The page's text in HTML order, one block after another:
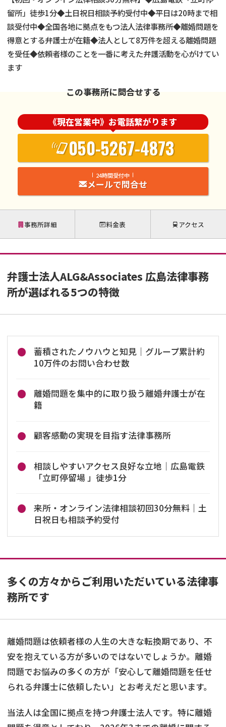
留所」徒歩1分◆土日祝日相談予約受付中◆平日は20時まで相
談受付中◆全国各地に拠点をもつ法人法律事務所◆離婚問題を
得意とする弁護士が在籍◆法人として8万件を超える離婚問題
を受任◆依頼者様のことを一番に考えた弁護活動を心がけてい
ます
この事務所に問合せする
《現在営業中》お電話繋がります
050-5267-4873
24時間受付中
メールで問合せ
事務所詳細 料金表 アクセス
弁護士法人ALG&Associates 広島法律事務
所が選ばれる5つの特徴
蓄積されたノウハウと知見｜グループ累計約
10万件のお問い合わせ数
離婚問題を集中的に取り扱う離婚弁護士が在
籍
顧客感動の実現を目指す法律事務所
相談しやすいアクセス良好な立地｜広島電鉄
「立町停留場 」徒歩1分
来所・オンライン法律相談初回30分無料｜土
日祝日も相談予約受付
多くの方々からご利用いただいている法律事
務所です
離婚問題は依頼者様の人生の大きな転換期であり、不
安を抱えている方が多いのではないでしょうか。離婚
問題でお悩みの多くの方が「安心して離婚問題を任せ
られる弁護士に依頼したい」とお考えだと思います。
当法人は全国に拠点を持つ弁護士法人です。特に離婚